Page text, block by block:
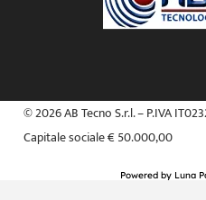
© 2026 AB Tecno S.r.l. – P.IVA
Capitale sociale € 50.000,00
Powered by Luna